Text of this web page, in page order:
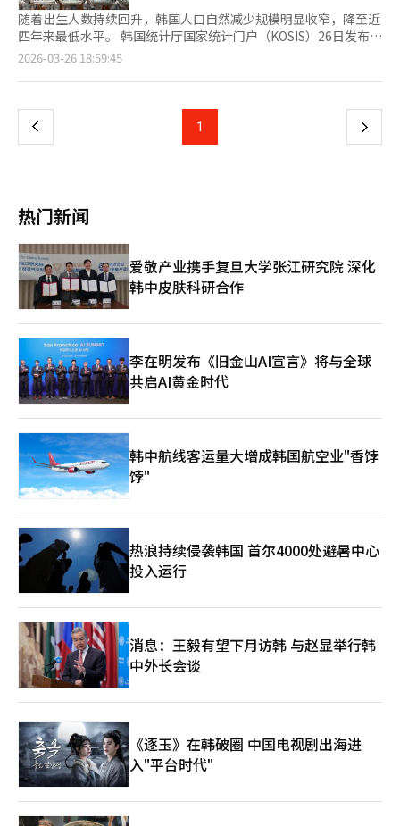
的人进行审判。如果认为国家危险、未来不安，请与国民力量一起
支持我们。” 此外，他还提到最近民调支持率反弹的情况，表
示：“我已要求候选人以自信和迫切的态度真诚地参与选举。虽然
目前仍有不足，但如果以这样的态度继续努力，我认为‘黄金交
叉’也是可能的。”※ 本报道经人工智能（AI）系统翻译与编辑。
此次选举亦是如此。从现场氛围来看，民主党的组织能力确实强
大。即使在传统保守地区如瑞草和江南，民主党候选人的活动也非
常积极。他们在街头奔走，拜访居民，走访小巷。相比之下，国民
力量则相对安静。乍一看，民主党似乎更有优势。 然而，有一个
奇怪的现象。尽管民主党候选人积极活动，市民的反应却出乎意料
有一种“再观察一下”的距离感。 这与李在明政府上任以来的多
次混乱并不无关系。房地产政策的混乱、起诉撤销争议、过度的政
强。现场感受到的民主党支持者的积极性也不容小觑。因此，吴世
胜利，而是意味着真正的斗争开始了。 然而，吴世勋候选人也有
明显的优势，那就是“验证”。郑元午候选人尚未在全体首尔选民
中得到充分验证。选举临近，任何新的争议或变量，所谓的“隐藏
陷阱”何时会出现，仍然无人知晓。 虽然郑元午在城东区有行政
经验，但他是否准备好管理这样一个庞大的城市仍然是一个问题。
尤其是对于最近引发争议的各种疑虑和政策混乱，他并没有给出明
确的回应，而是采取了回避的态度。 关于暴雪应对争议、坎昆出
差问题、再开发和交通承诺的可行性、城东区智能休闲中心预算问
题等，选民们关心的事项不在少数，但郑候选人有时却以原则性回
答或政治攻势来应对，受到批评。首尔市长选举是“验证”的舞
台，而非“形象”的舞台。选民将在最后时刻关注候选人的态度和
解释能力。 相比之下，吴世勋已经担任过四届首尔市长，也曾担
任国会议员，经历过两次落选。从政治上看，他几乎已经被解剖完
毕。喜欢他的人和不喜欢他的人都已经了解他，似乎不会有新的突
破。 在政治中，验证是一把双刃剑。它既会留下伤痕，也会带来
强大的武器。市民们往往更愿意投票给管理者而非革命者。 因
此，这次首尔市长选举不仅仅是简单的阵营对决，而是“凝聚
力”和“安全感”的较量。民主党将凭借组织和热情发起攻势，而
吴世勋则将以经验和城市管理能力进行回应。 从目前的趋势来
看，黄金交叉的可能性确实存在。然而，首尔选举的最后一周总是
出乎意料。因此，吴世勋的竞选团队不应放松警惕。首尔总是在最
后时刻改变心意。※ 本报道经人工智能（AI）系统翻译与编辑。
随着出生人数持续回升，韩国人口自然减少规模明显收窄，降至近
四年来最低水平。 韩国统计厅国家统计门户（KOSIS）26日发布的
数据显示，今年1月韩国人口自然减少5539人，即死亡人数
全国共有4个地区实现人口自然增长，包括首尔、仁川等；其余13
模为2022年1月（5205人）以来最低，呈现出逐步放缓趋势。与去
年10月（7848人）、11月（9998人）和12月（1.2533万人）相
口为2.6916万人，同比增加11.7%，为近七年来同期最高水平。1
月总和生育率同比上升0.1个百分点至0.99，创下自2024年开始月
度统计以来的同月最高纪录。 业内普遍认为，出生回升与1991年
至1995年出生的“回声婴儿潮”一代（第二波婴儿潮）进入30岁
婚育高峰密切相关，婚姻登记量的增加直接带动了出生人数上升。
数据显示，1月婚姻登记量为2.264万对，同比增加12.4%，为
2018年（2.437万对）以来同月最高。 在此背景下，外界对人口结
构出现“黄金交叉”重燃期待。自2019年11月起，韩国人口已连
续75个月出现自然减少；以年度计算，自2020年步入“死亡交
叉”（死亡人数多于出生人数）以来，人口已连续六年下滑。人口
自然减少规模在2022年至2024年间维持在12万人左右，去年收窄
至10万人。 不过，专家提示，尽管短期内出生人数有所回升，但
低生育与老龄化的结构性问题依然根深蒂固，人口趋势能否实现持
《人口展望（2025—2045）》报告预测，受婚姻登记量增加推
动，今年出生率有望出现明显反弹，这一态势或将延续至2030年
前后。但从长远来看，总和生育率可能在0.92左右趋于稳定，仍远
低于维持人口规模所需的2.1替代水平。
2026-03-26 18:59:45
上
页
1 下
热门新闻
爱敬产业携手复旦大学张江研究院 深化
韩中皮肤科研合作
李在明发布《旧金山AI宣言》将与全球
共启AI黄金时代
韩中航线客运量大增成韩国航空业"香饽
饽"
热浪持续侵袭韩国 首尔4000处避暑中心
投入运行
消息：王毅有望下月访韩 与赵显举行韩
中外长会谈
《逐玉》在韩破圈 中国电视剧出海进
入"平台时代"